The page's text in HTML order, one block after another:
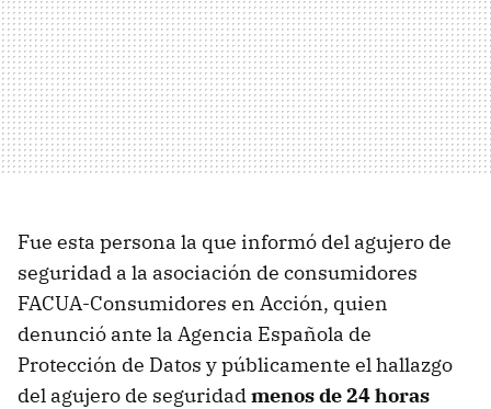
Fue esta persona la que informó del agujero de
seguridad a la asociación de consumidores
FACUA-Consumidores en Acción, quien
denunció ante la Agencia Española de
Protección de Datos y públicamente el hallazgo
del agujero de seguridadmenos de 24 horas